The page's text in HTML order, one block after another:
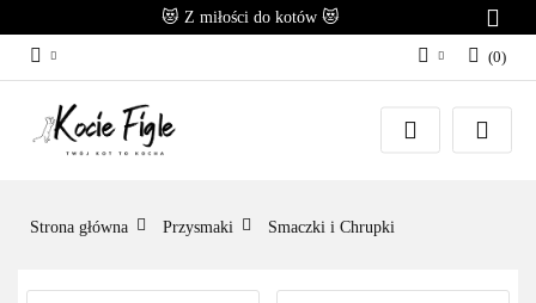
😻 Z miłości do kotów 😻
Zaloguj się
Załóż konto
(0)
Strona główna Przysmaki Smaczki i Chrupki